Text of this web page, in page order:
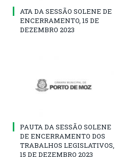
ATA DA SESSÃO SOLENE DE
ENCERRAMENTO, 15 DE
DEZEMBRO 2023
PAUTA DA SESSÃO SOLENE
DE ENCERRAMENTO DOS
TRABALHOS LEGISLATIVOS,
15 DE DEZEMBRO 2023